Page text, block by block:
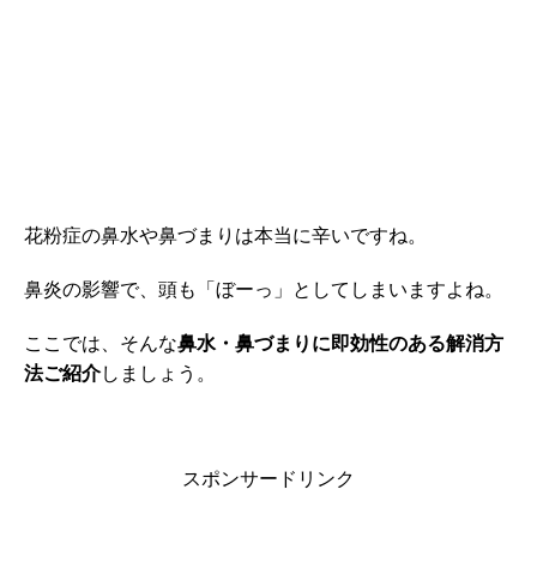
花粉症の鼻水や鼻づまりは本当に辛いですね。
鼻炎の影響で、頭も「ぼーっ」としてしまいますよね。
ここでは、そんな鼻水・鼻づまりに即効性のある解消方
法ご紹介しましょう。
スポンサードリンク